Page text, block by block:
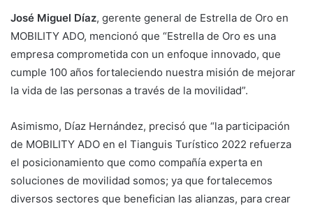
José Miguel Díaz, gerente general de Estrella de Oro en
MOBILITY ADO, mencionó que “Estrella de Oro es una
empresa comprometida con un enfoque innovado, que
cumple 100 años fortaleciendo nuestra misión de mejorar
la vida de las personas a través de la movilidad”.
Asimismo, Díaz Hernández, precisó que “la participación
de MOBILITY ADO en el Tianguis Turístico 2022 refuerza
el posicionamiento que como compañía experta en
soluciones de movilidad somos; ya que fortalecemos
diversos sectores que benefician las alianzas, para crear